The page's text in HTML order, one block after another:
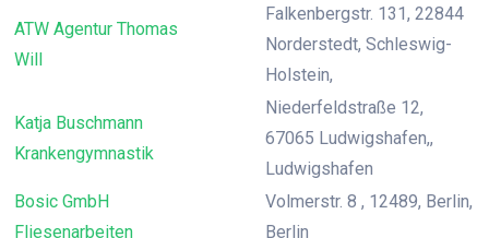
ATW Agentur Thomas
Will
Falkenbergstr. 131, 22844
Norderstedt, Schleswig-
Holstein,
Katja Buschmann
Krankengymnastik
Niederfeldstraße 12,
67065 Ludwigshafen,,
Ludwigshafen
Bosic GmbH
Fliesenarbeiten
Volmerstr. 8 , 12489, Berlin,
Berlin